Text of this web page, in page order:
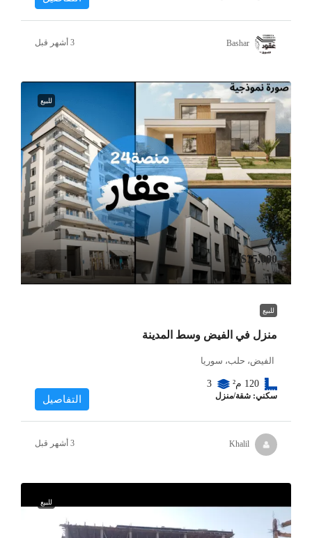
Bashar
للبيع
$75,000
للبيع
منزل في الفيض وسط المدينة
الفيض، حلب، سوريا
120 م² 3
سكني: شقة/منزل التفاصيل
Khalil
للبيع